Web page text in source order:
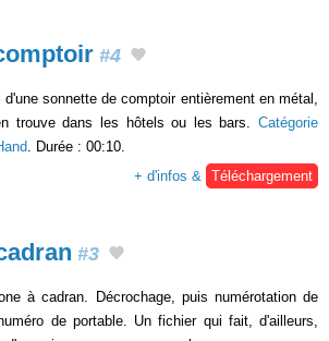
#4
d'une sonnette de comptoir entièrement en métal,
trouve dans les hôtels ou les bars. Catégorie
. Durée : 00:10.
+ d'infos & Téléchargement
#3
à cadran. Décrochage, puis numérotation de
de portable. Un fichier qui fait, d'ailleurs,